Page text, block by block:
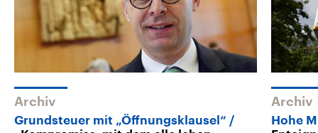
Archiv
Grundsteuer mit „Öffnungsklausel“
Archiv
Hohe